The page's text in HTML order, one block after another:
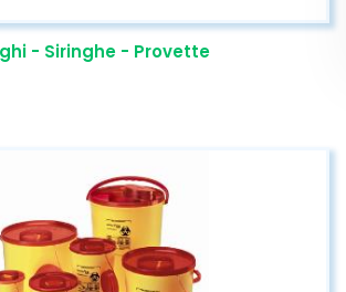
- Siringhe - Provette